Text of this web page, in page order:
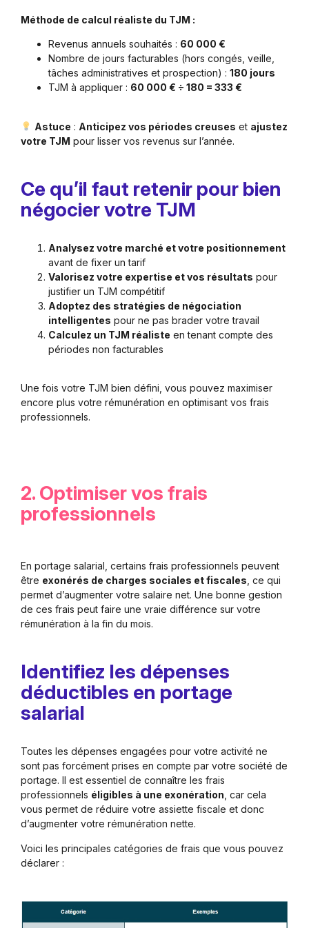
Méthode de calcul réaliste du TJM :
Revenus annuels souhaités : 60 000 €
Nombre de jours facturables (hors congés, veille,
tâches administratives et prospection) : 180 jours
TJM à appliquer : 60 000 € ÷ 180 = 333 €
Astuce : Anticipez vos périodes creuses et ajustez
votre TJM pour lisser vos revenus sur l’année.
Ce qu’il faut retenir pour bien
négocier votre TJM
Analysez votre marché et votre positionnement
avant de fixer un tarif
Valorisez votre expertise et vos résultats pour
justifier un TJM compétitif
Adoptez des stratégies de négociation
intelligentes pour ne pas brader votre travail
Calculez un TJM réaliste en tenant compte des
périodes non facturables
Une fois votre TJM bien défini, vous pouvez maximiser
encore plus votre rémunération en optimisant vos frais
professionnels.
2. Optimiser vos frais
professionnels
En portage salarial, certains frais professionnels peuvent
être exonérés de charges sociales et fiscales , ce qui
permet d’augmenter votre salaire net. Une bonne gestion
de ces frais peut faire une vraie différence sur votre
rémunération à la fin du mois.
Identifiez les dépenses
déductibles en portage
salarial
Toutes les dépenses engagées pour votre activité ne
sont pas forcément prises en compte par votre société de
portage. Il est essentiel de connaître les frais
professionnels éligibles à une exonération , car cela
vous permet de réduire votre assiette fiscale et donc
d’augmenter votre rémunération nette.
Voici les principales catégories de frais que vous pouvez
déclarer :